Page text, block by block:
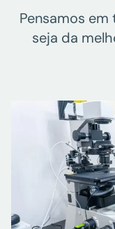
Pensamos
seja da